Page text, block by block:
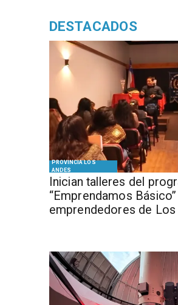
PROVINCIA LOS
ANDES
Inician talleres del
“Emprendamos
emprendedores de Los
DESTACADOS